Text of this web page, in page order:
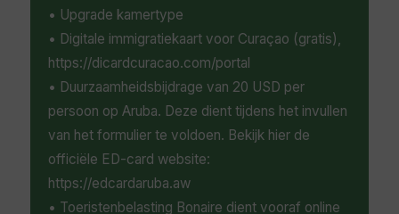
• Upgrade kamertype
• Digitale immigratiekaart voor Curaçao (gratis),
https://dicardcuracao.com/portal
• Duurzaamheidsbijdrage van 20 USD per
persoon op Aruba. Deze dient tijdens het invullen
van het formulier te voldoen. Bekijk hier de
officiële ED-card website:
https://edcardaruba.aw
• Toeristenbelasting Bonaire dient vooraf online